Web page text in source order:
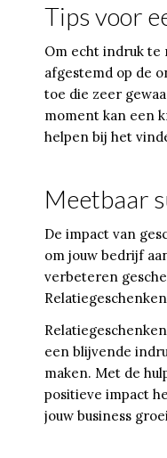
Tips voor
Om echt indruk te
afgestemd op de
toe die zeer
moment kan een
helpen bij het
Meetbaar
De impact van
om jouw bedrijf
verbeteren
een blijvende
maken. Met de
positieve impact
jouw business